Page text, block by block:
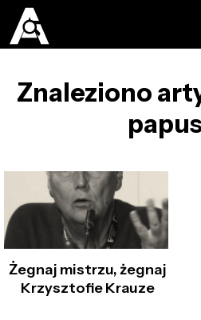
Znaleziono
Żegnaj mistrzu, żegnaj
Krzysztofie Krauze